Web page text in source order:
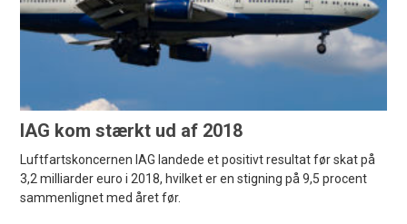
IAG kom stærkt ud af 2018
Luftfartskoncernen IAG landede et positivt resultat før skat på
3,2 milliarder euro i 2018, hvilket er en stigning på 9,5 procent
sammenlignet med året før.